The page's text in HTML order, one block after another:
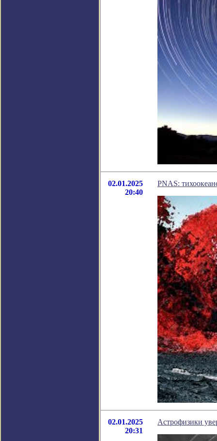
02.01.2025
20:40
PNAS:
02.01.2025
20:31
Астрофизики